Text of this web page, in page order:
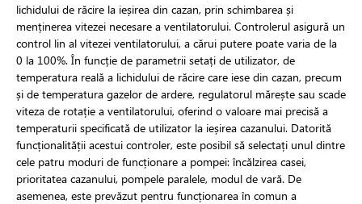
lichidului de răcire la ieșirea din cazan, prin schimbarea și
menținerea vitezei necesare a ventilatorului. Controlerul asigură un
control lin al vitezei ventilatorului, a cărui putere poate varia de la
0 la 100%. În funcție de parametrii setați de utilizator, de
temperatura reală a lichidului de răcire care iese din cazan, precum
și de temperatura gazelor de ardere, regulatorul mărește sau scade
viteza de rotație a ventilatorului, oferind o valoare mai precisă a
temperaturii specificată de utilizator la ieșirea cazanului. Datorită
funcționalității acestui controler, este posibil să selectați unul dintre
cele patru moduri de funcționare a pompei: încălzirea casei,
prioritatea cazanului, pompele paralele, modul de vară. De
asemenea, este prevăzut pentru funcționarea în comun a